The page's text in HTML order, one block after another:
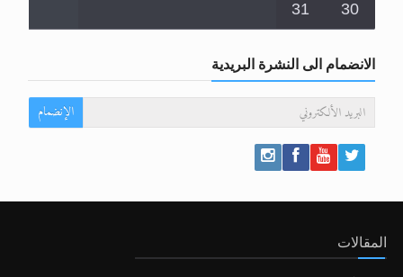
30
31
الانضمام الى النشرة البريدية
الإنضمام
المقالات